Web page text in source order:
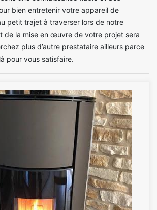
bien entretenir votre appareil de
petit trajet à traverser lors de notre
de la mise en œuvre de votre projet sera
plus d’autre prestataire ailleurs parce
pour vous satisfaire.